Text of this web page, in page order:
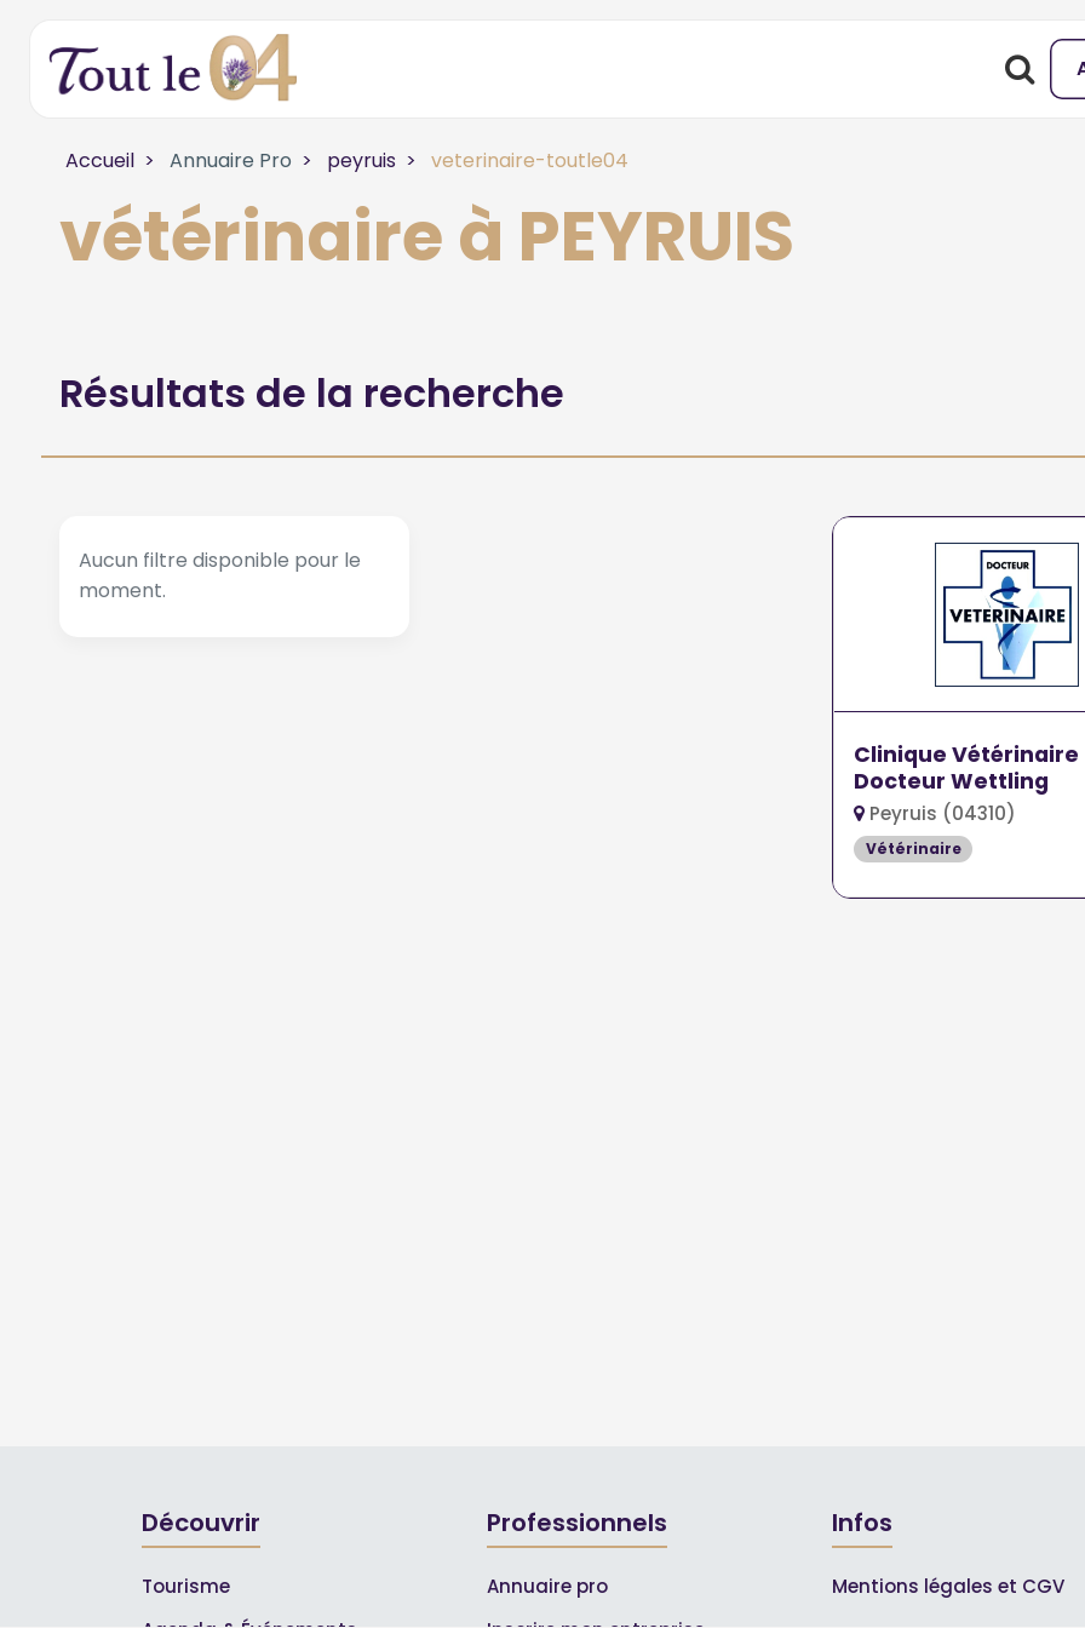
Accueil Annuaire Pro peyruis veterinaire-toutle04
vétérinaire à PEYRUIS
Résultats de la recherche
Aucun filtre disponible pour le
moment.
Clinique Vétérinaire
Docteur Wettling
Peyruis (04310)
Vétérinaire
Découvrir
Tourisme
Professionnels
Annuaire pro
Infos
Mentions légales et CGV